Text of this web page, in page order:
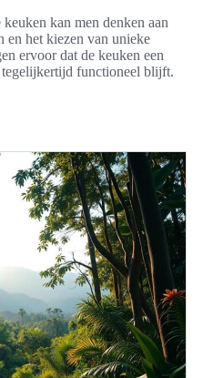
kan men denken aan
en het kiezen van unieke
ervoor dat de keuken een
functioneel blijft.